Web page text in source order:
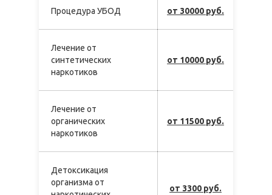
Процедура УБОД от 30000 руб.
Лечение от
синтетических
наркотиков
от 10000 руб.
Лечение от
органических
наркотиков
от 11500 руб.
Детоксикация
организма от
от 3300 руб.